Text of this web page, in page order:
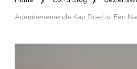
Adembenemende Kap Drastis: Een